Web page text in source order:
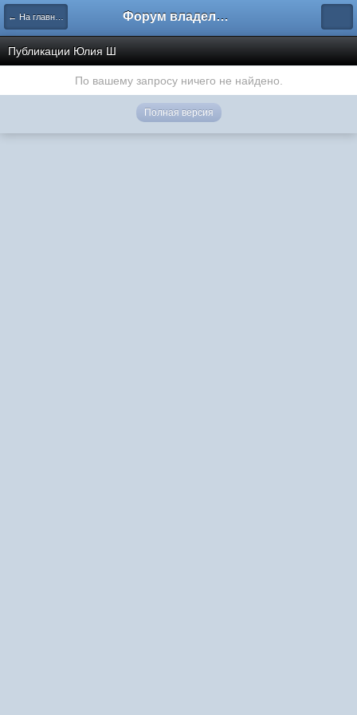
← На главную Форум владельцев интернет-магазинов
Публикации Юлия Ш
По вашему запросу ничего не найдено.
Полная версия